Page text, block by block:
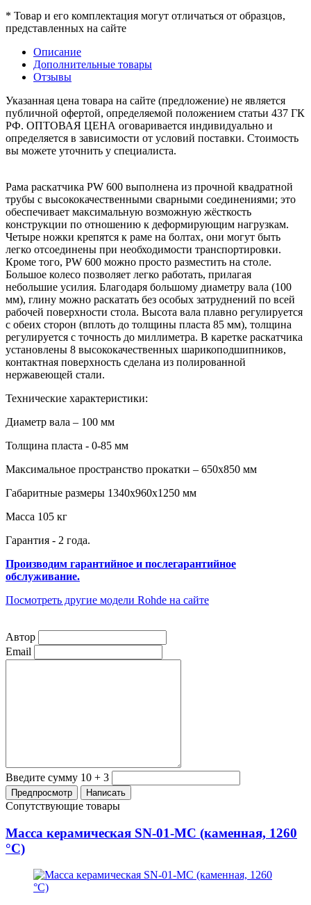
* Товар и его комплектация могут отличаться от образцов,
представленных на сайте
Описание
Дополнительные товары
Отзывы
Указанная цена товара на сайте (предложение) не является
публичной офертой, определяемой положением статьи 437 ГК
РФ. ОПТОВАЯ ЦЕНА оговаривается индивидуально и
определяется в зависимости от условий поставки. Стоимость
вы можете уточнить у специалиста.
Рама раскатчика PW 600 выполнена из прочной квадратной
трубы с высококачественными сварными соединениями; это
обеспечивает максимальную возможную жёсткость
конструкции по отношению к деформирующим нагрузкам.
Четыре ножки крепятся к раме на болтах, они могут быть
легко отсоединены при необходимости транспортировки.
Кроме того, PW 600 можно просто разместить на столе.
Большое колесо позволяет легко работать, прилагая
небольшие усилия. Благодаря большому диаметру вала (100
мм), глину можно раскатать без особых затруднений по всей
рабочей поверхности стола. Высота вала плавно регулируется
с обеих сторон (вплоть до толщины пласта 85 мм), толщина
регулируется с точность до миллиметра. В каретке раскатчика
установлены 8 высококачественных шарикоподшипников,
контактная поверхность сделана из полированной
нержавеющей стали.
Технические характеристики:
Диаметр вала – 100 мм
Толщина пласта - 0-85 мм
Максимальное пространство прокатки – 650х850 мм
Габаритные размеры 1340х960х1250 мм
Масса 105 кг
Гарантия - 2 года.
Производим гарантийное и послегарантийное
обслуживание.
Посмотреть другие модели Rohde на сайте
Автор
Email
Введите сумму 10 + 3
Сопутствующие товары
Масса керамическая SN-01-МС (каменная, 1260
°C)